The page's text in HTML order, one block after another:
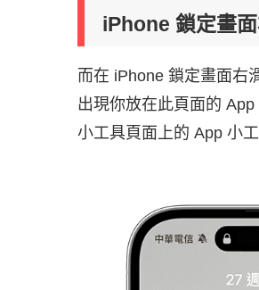
iPhone 鎖定畫面
而在 iPhone 鎖定畫面右
出現你放在此頁面的
小工具頁面上的 App 小工